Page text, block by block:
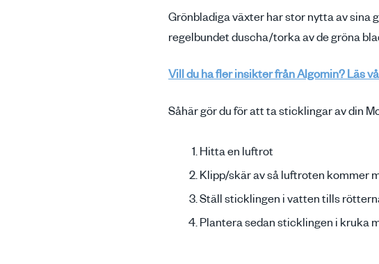
Grönbladiga växter har stor nytta av
regelbundet duscha/torka av de gröna
Vill du ha fler insikter från Algomin? Läs
Såhär gör du för att ta sticklingar av din
Hitta en luftrot
Klipp/skär av så luftroten kommer
Ställ sticklingen i vatten tills
Plantera sedan sticklingen i kruka